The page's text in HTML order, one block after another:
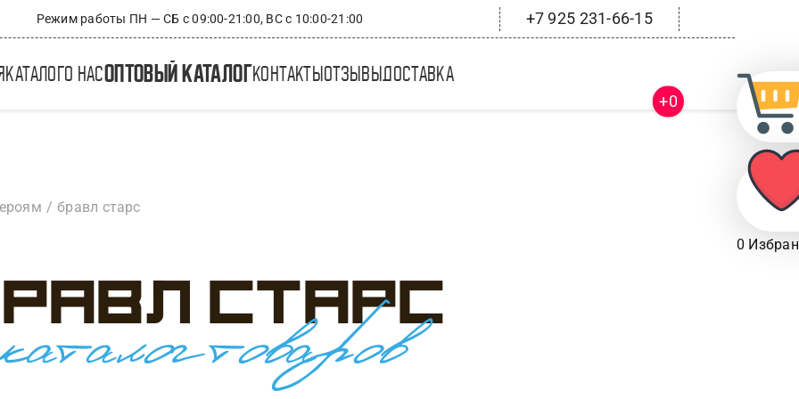
Режим работы ПН — СБ с 09:00-21:00, ВС с 10:00-21:00 +7 925 231-66-15
каталого насоптовый каталогконтакты отзывы доставка
+0
0
бравл старс
старс
товаров